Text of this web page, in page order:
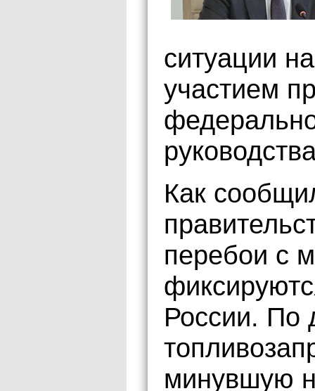
ситуации
участием
Как
перебои с
России. По
минувшую